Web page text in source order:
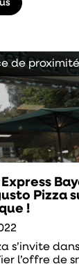
de proximité
Pizza
!
s’invite
l’offre de